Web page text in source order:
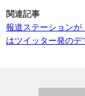
関連記事
報道ステーション
はツイッター発のデ